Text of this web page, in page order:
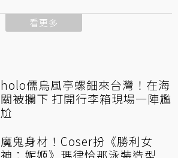
看更多
holo儒烏風亭螺鈿來台灣！在海
關被攔下 打開行李箱現場一陣尷
尬
魔鬼身材！Coser扮《勝利女
神：妮姬》瑪律恰那泳裝造型